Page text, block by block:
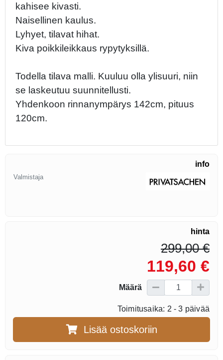
kahisee kivasti.
Naisellinen kaulus.
Lyhyet, tilavat hihat.
Kiva poikkileikkaus rypytyksillä.
Todella tilava malli. Kuuluu olla ylisuuri, niin
se laskeutuu suunnitellusti.
Yhdenkoon rinnanympärys 142cm, pituus
120cm.
info
Valmistaja
hinta
299,00 €
119,60 €
Määrä
Toimitusaika: 2 - 3 päivää
Lisää ostoskoriin